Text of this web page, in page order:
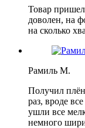
Товар пришел
доволен, на
на сколько
Рамиль М.
Получил
раз, вроде
ушли все
немного